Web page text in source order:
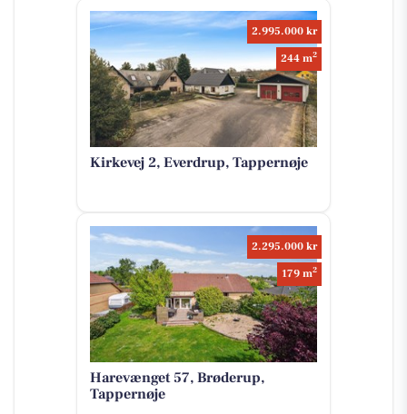
2.995.000 kr
244 m2
Kirkevej 2, Everdrup, Tappernøje
2.295.000 kr
179 m2
Harevænget 57, Brøderup,
Tappernøje